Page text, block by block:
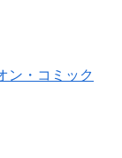
ン・コミック